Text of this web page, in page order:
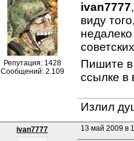
Репутация: 1428
Сообщений: 2.109
ivan7777
виду
Пишите в
ссылке в
Излил
ivan7777 13 май 2009 в